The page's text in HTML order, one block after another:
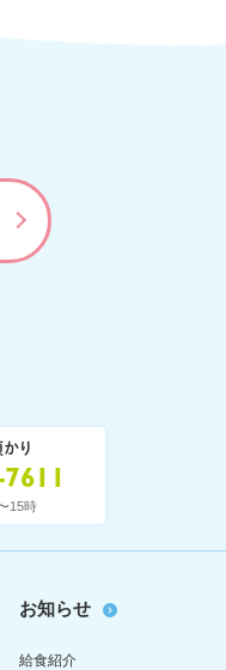
り
15時
お知らせ
給食紹介